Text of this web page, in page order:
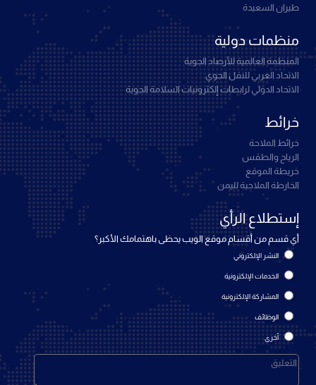
طيران السعيدة
منظمات دولية
المنظمة العالمية للأرصاد الجوية
الاتحاد العربي للنقل الجوي
الاتحاد الدولي لرابطات إلكترونيات السلامة الجوية
خرائط
خرائط الملاحة
الرياح والطقس
خريطة الموقع
الخارطة الملاحية لليمن
إستطلاع الرأي
أي قسم من أقسام موقع الويب يحظى باهتمامك الأكبر؟
النشر الإلكتروني
الخدمات الإلكترونية
المشاركة الإلكترونية
الوظائف
أخرى